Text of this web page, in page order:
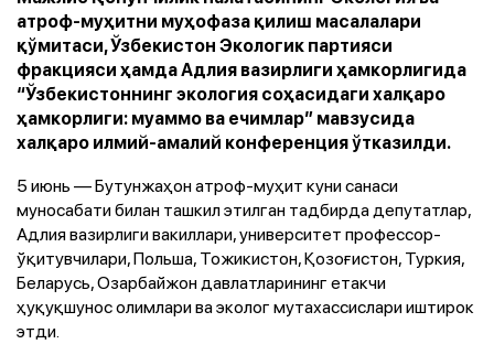
атроф-муҳитни муҳофаза қилиш масалалари
қўмитаси, Ўзбекистон Экологик партияси
фракцияси ҳамда Адлия вазирлиги ҳамкорлигида
“Ўзбекистоннинг экология соҳасидаги халқаро
ҳамкорлиги: муаммо ва ечимлар” мавзусида
халқаро илмий-амалий конференция ўтказилди.
5 июнь — Бутунжаҳон атроф-муҳит куни санаси
муносабати билан ташкил этилган тадбирда депутатлар,
Адлия вазирлиги вакиллари, университет профессор-
ўқитувчилари, Польша, Тожикистон, Қозоғистон, Туркия,
Беларусь, Озарбайжон давлатларининг етакчи
ҳуқуқшунос олимлари ва эколог мутахассислари иштирок
этди.